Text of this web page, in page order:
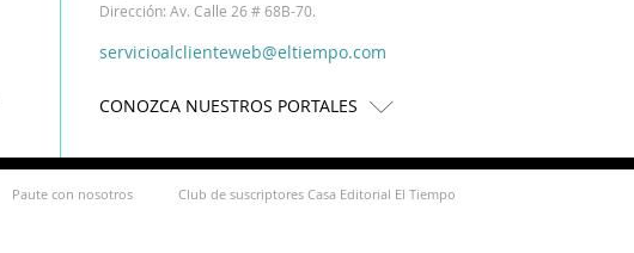
Dirección: Av. Calle 26 # 68B-70.
servicioalclienteweb@eltiempo.com
CONOZCA NUESTROS PORTALES
Paute con nosotros Club de suscriptores Casa Editorial El Tiempo